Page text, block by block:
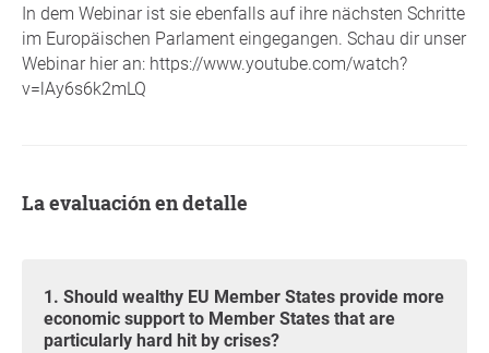
In dem Webinar ist sie ebenfalls auf ihre nächsten Schritte
im Europäischen Parlament eingegangen. Schau dir unser
Webinar hier an: https://www.youtube.com/watch?
v=lAy6s6k2mLQ
La evaluación en detalle
1. Should wealthy EU Member States provide more
economic support to Member States that are
particularly hard hit by crises?